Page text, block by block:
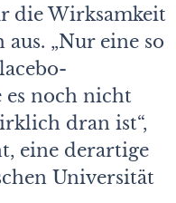
die Wirksamkeit
„Nur eine so
noch nicht
dran ist“,
eine derartige
Universität